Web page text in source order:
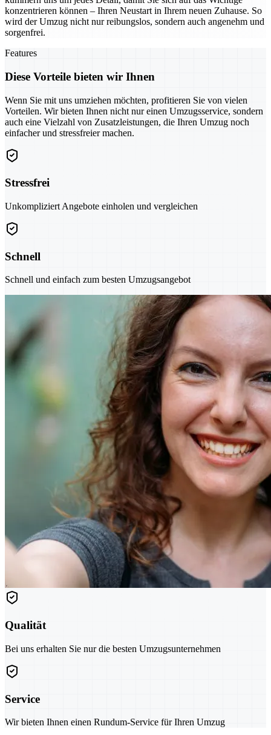
konzentrieren können – Ihren Neustart in Ihrem neuen Zuhause. So
wird der Umzug nicht nur reibungslos, sondern auch angenehm und
sorgenfrei.
Features
Diese Vorteile bieten wir Ihnen
Wenn Sie mit uns umziehen möchten, profitieren Sie von vielen
Vorteilen. Wir bieten Ihnen nicht nur einen Umzugsservice, sondern
auch eine Vielzahl von Zusatzleistungen, die Ihren Umzug noch
einfacher und stressfreier machen.
Stressfrei
Unkompliziert Angebote einholen und vergleichen
Schnell
Schnell und einfach zum besten Umzugsangebot
Qualität
Bei uns erhalten Sie nur die besten Umzugsunternehmen
Service
Wir bieten Ihnen einen Rundum-Service für Ihren Umzug